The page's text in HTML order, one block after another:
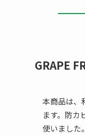
GRAPE
本商品は、
ます。防
使いました